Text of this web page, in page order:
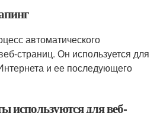
автоматического
страниц. Он используется для
и ее последующего
используются для веб-